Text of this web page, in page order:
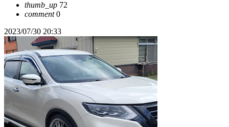
thumb_up 72
comment0
2023/07/30 20:33